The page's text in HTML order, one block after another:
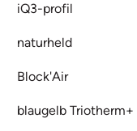
iQ3-profil
naturheld
Block'Air
blaugelb Triotherm+